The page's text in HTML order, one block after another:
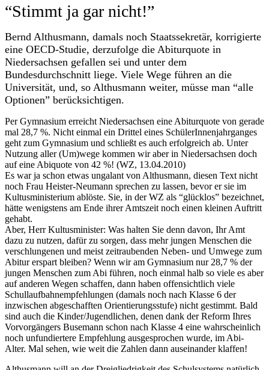
“Stimmt ja gar nicht!”
Bernd Althusmann, damals noch Staatssekretär, korrigierte
eine OECD-Studie, derzufolge die Abiturquote in
Niedersachsen gefallen sei und unter dem
Bundesdurchschnitt liege. Viele Wege führen an die
Universität, und, so Althusmann weiter, müsse man “alle
Optionen” berücksichtigen.
Per Gymnasium erreicht Niedersachsen eine Abiturquote von gerade
mal 28,7 %. Nicht einmal ein Drittel eines SchülerInnenjahrganges
geht zum Gymnasium und schließt es auch erfolgreich ab. Unter
Nutzung aller (Um)wege kommen wir aber in Niedersachsen doch
auf eine Abiquote von 42 %! (WZ, 13.04.2010)
Es war ja schon etwas ungalant von Althusmann, diesen Text nicht
noch Frau Heister-Neumann sprechen zu lassen, bevor er sie im
Kultusministerium ablöste. Sie, in der WZ als “glücklos” bezeichnet,
hätte wenigstens am Ende ihrer Amtszeit noch einen kleinen Auftritt
gehabt.
Aber, Herr Kultusminister: Was halten Sie denn davon, Ihr Amt
dazu zu nutzen, dafür zu sorgen, dass mehr jungen Menschen die
verschlungenen und meist zeitraubenden Neben- und Umwege zum
Abitur erspart bleiben? Wenn wir am Gymnasium nur 28,7 % der
jungen Menschen zum Abi führen, noch einmal halb so viele es aber
auf anderen Wegen schaffen, dann haben offensichtlich viele
Schullaufbahnempfehlungen (damals noch nach Klasse 6 der
inzwischen abgeschafften Orientierungsstufe) nicht gestimmt. Bald
sind auch die Kinder/Jugendlichen, denen dank der Reform Ihres
Vorvorgängers Busemann schon nach Klasse 4 eine wahrscheinlich
noch unfundiertere Empfehlung ausgesprochen wurde, im Abi-
Alter. Mal sehen, wie weit die Zahlen dann auseinander klaffen!